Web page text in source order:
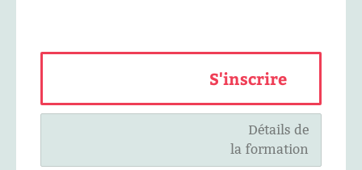
S'inscrire
Détails de
la formation